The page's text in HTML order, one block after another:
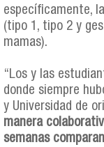
específicamente,
(tipo 1, tipo 2 y
mamas).
“Los y las
donde siempre
y Universidad de
manera
semanas